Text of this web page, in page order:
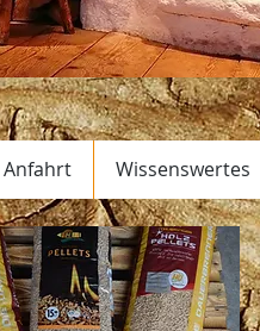
Anfahrt Wissenswertes